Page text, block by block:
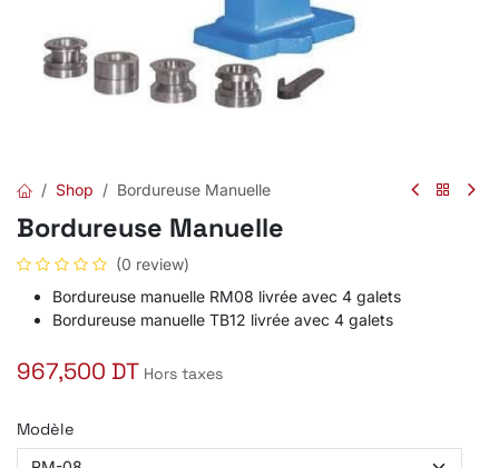
Shop Bordureuse Manuelle
Bordureuse Manuelle
(0 review)
Bordureuse manuelle RM08 livrée avec 4 galets
Bordureuse manuelle TB12 livrée avec 4 galets
967,500 DT Hors taxes
Modèle